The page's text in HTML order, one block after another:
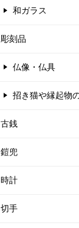
和ガラス
彫刻品
仏像・仏具
招き猫や縁起物
古銭
鎧兜
時計
切手